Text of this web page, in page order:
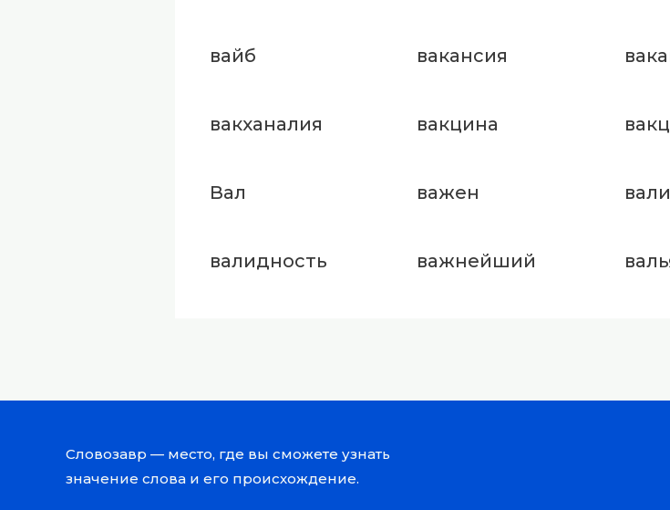
вайб вакансия
вакханалия вакцина
Вал важен
валидность важнейший
Словозавр — место, где вы сможете узнать
значение слова и его происхождение.